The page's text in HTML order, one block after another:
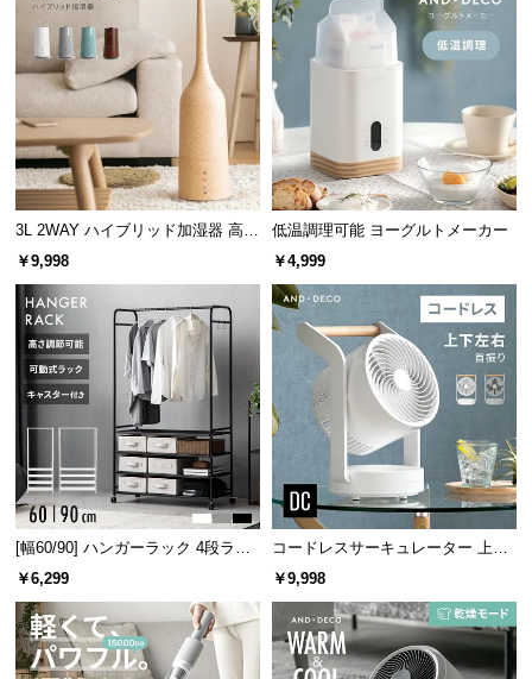
3L 2WAY ハイブリッド加湿器 高さ
調整可能
￥9,998
低温調理可能 ヨーグルトメーカー
￥4,999
[幅60/90] ハンガーラック 4段ラッ
ク収納 キャスター付き
￥6,299
コードレスサーキュレーター 上下
左右首振り 持ち手付き
￥9,998